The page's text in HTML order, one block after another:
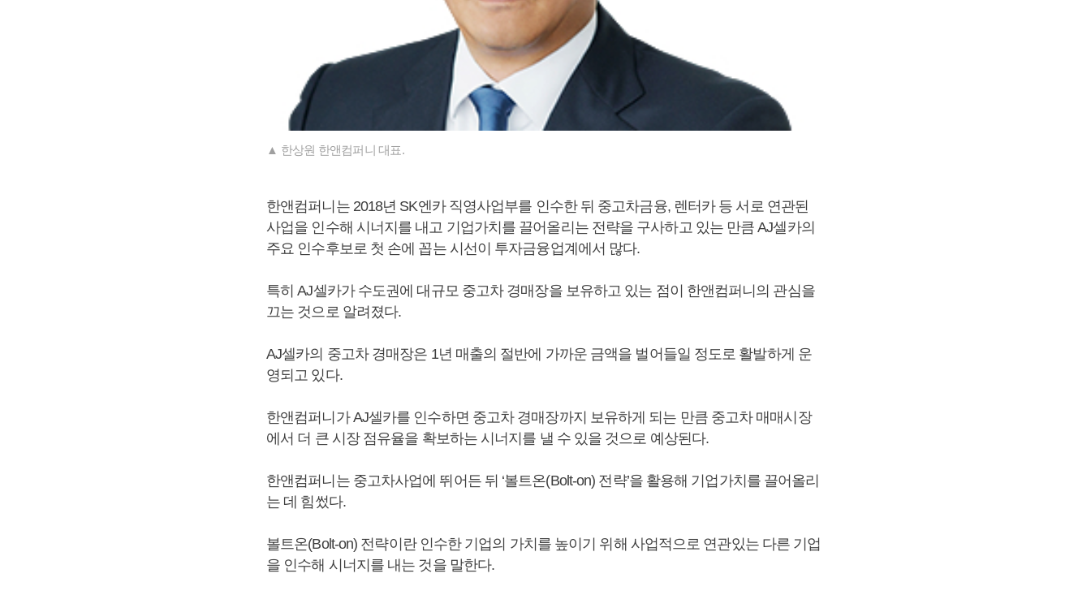
▲ 한상원 한앤컴퍼니 대표.
한앤컴퍼니는 2018년 SK엔카 직영사업부를 인수한 뒤 중고차금융, 렌터카 등 서로 연관된
사업을 인수해 시너지를 내고 기업가치를 끌어올리는 전략을 구사하고 있는 만큼 AJ셀카의
주요 인수후보로 첫 손에 꼽는 시선이 투자금융업계에서 많다.
특히 AJ셀카가 수도권에 대규모 중고차 경매장을 보유하고 있는 점이 한앤컴퍼니의 관심을
끄는 것으로 알려졌다.
AJ셀카의 중고차 경매장은 1년 매출의 절반에 가까운 금액을 벌어들일 정도로 활발하게 운
영되고 있다.
한앤컴퍼니가 AJ셀카를 인수하면 중고차 경매장까지 보유하게 되는 만큼 중고차 매매시장
에서 더 큰 시장 점유율을 확보하는 시너지를 낼 수 있을 것으로 예상된다.
한앤컴퍼니는 중고차사업에 뛰어든 뒤 ‘볼트온(Bolt-on) 전략’을 활용해 기업가치를 끌어올리
는 데 힘썼다.
볼트온(Bolt-on) 전략이란 인수한 기업의 가치를 높이기 위해 사업적으로 연관있는 다른 기업
을 인수해 시너지를 내는 것을 말한다.